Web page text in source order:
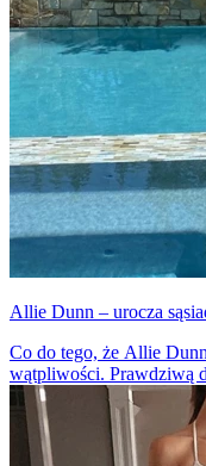
Allie Dunn – urocza
Co do tego, że Allie
wątpliwości. Prawdziwą
dziewczyna mimo
pozostaje sympatyczną i